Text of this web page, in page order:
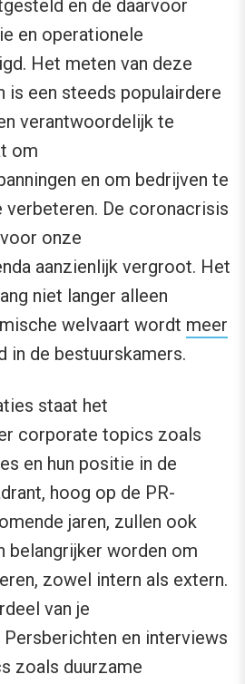
en de daarvoor
en operationele
Het meten van deze
is een steeds populairdere
verantwoordelijk te
om
en om bedrijven te
De coronacrisis
onze
aanzienlijk vergroot. Het
niet langer alleen
welvaart wordt meer
in de bestuurskamers.
staat het
corporate topics zoals
en hun positie in de
hoog op de PR-
jaren, zullen ook
belangrijker worden om
zowel intern als extern.
van je
en interviews
zoals duurzame